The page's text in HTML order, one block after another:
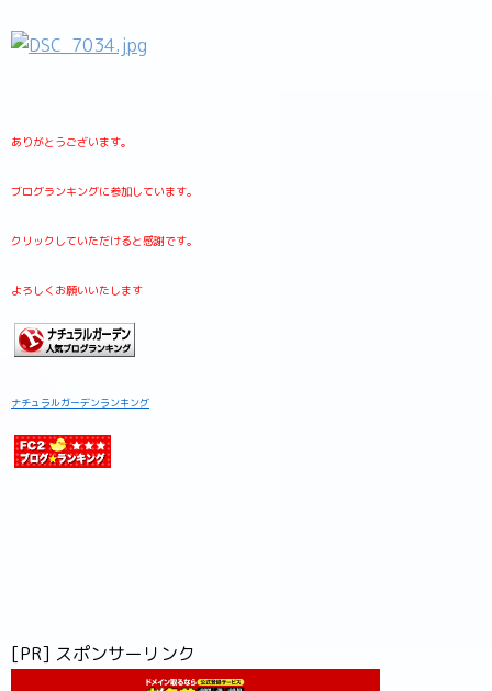
ありがとうございます。
ブログランキングに参加しています。
クリックしていただけると感謝です。
よろしくお願いいたします
ナチュラルガーデンランキング
[PR] スポンサーリンク